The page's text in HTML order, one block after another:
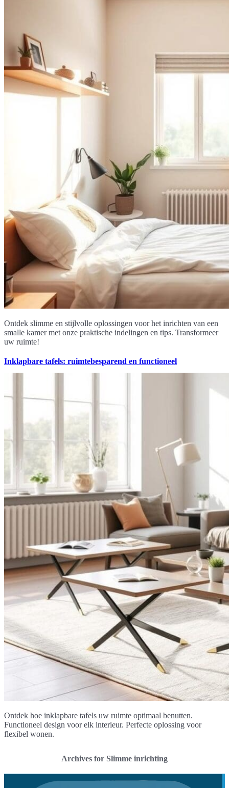
Ontdek slimme en stijlvolle oplossingen voor het inrichten van een
smalle kamer met onze praktische indelingen en tips. Transformeer
uw ruimte!
Inklapbare tafels: ruimtebesparend en functioneel
Ontdek hoe inklapbare tafels uw ruimte optimaal benutten.
Functioneel design voor elk interieur. Perfecte oplossing voor
flexibel wonen.
Archives for Slimme inrichting